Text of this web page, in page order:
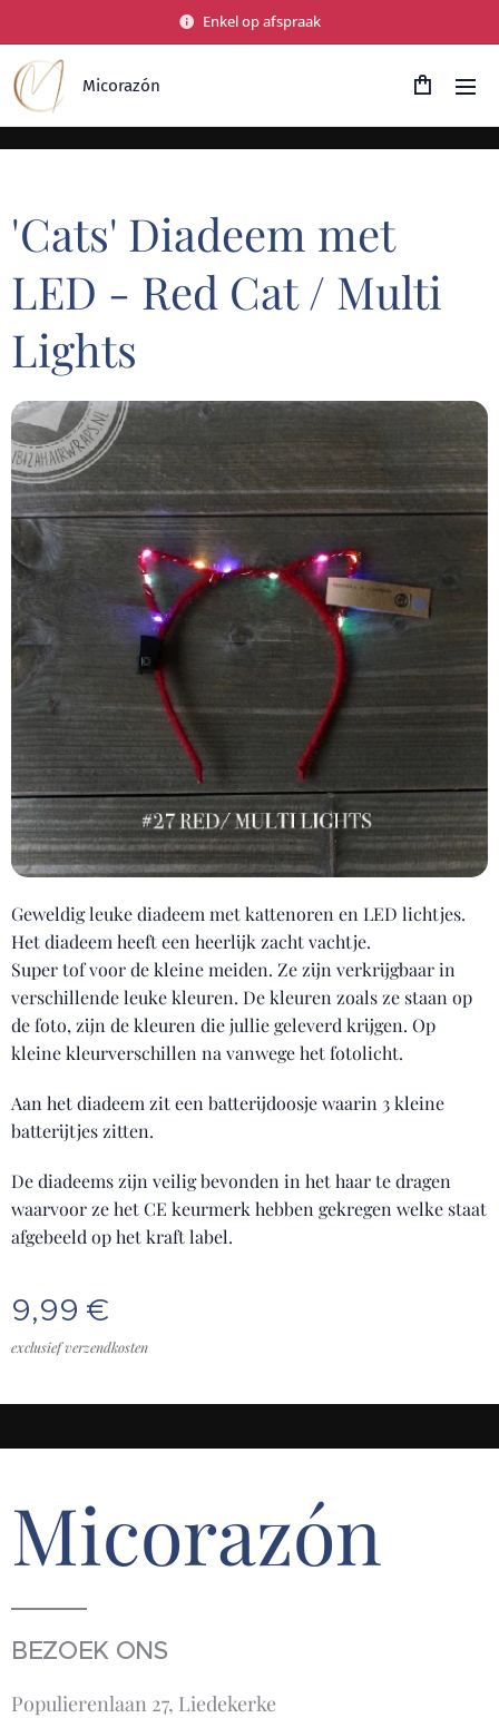
Enkel op afspraak
Micorazón
'Cats' Diadeem met
LED - Red Cat / Multi
Lights
Geweldig leuke diadeem met kattenoren en LED lichtjes.
Het diadeem heeft een heerlijk zacht vachtje.
Super tof voor de kleine meiden. Ze zijn verkrijgbaar in
verschillende leuke kleuren. De kleuren zoals ze staan op
de foto, zijn de kleuren die jullie geleverd krijgen. Op
kleine kleurverschillen na vanwege het fotolicht.
Aan het diadeem zit een batterijdoosje waarin 3 kleine
batterijtjes zitten.
De diadeems zijn veilig bevonden in het haar te dragen
waarvoor ze het CE keurmerk hebben gekregen welke staat
afgebeeld op het kraft label.
9,99 €
exclusief verzendkosten
Micorazón
BEZOEK ONS
Populierenlaan 27, Liedekerke